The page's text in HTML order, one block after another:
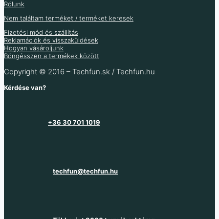
Rólunk
Nem találtam terméket / terméket keresek
Fizetési mód és szállítás
Reklamációk és visszaküldések
Hogyan vásároljunk
Böngésszen a termékek között
Copyright © 2016 – Techfun.sk / Techfun.hu
Kérdése van?
+36 30 701 1019
techfun@techfun.hu